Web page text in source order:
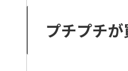
プチプチ